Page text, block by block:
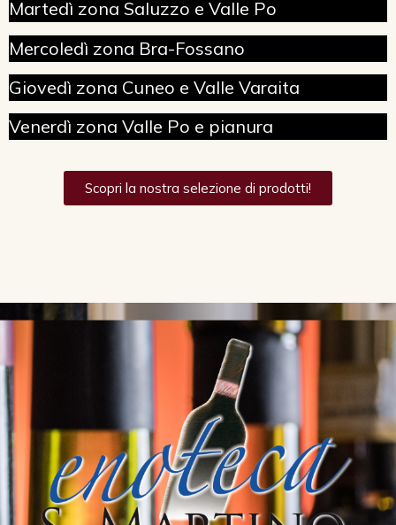
Martedì zona Saluzzo e Valle Po
Mercoledì zona Bra-Fossano
Giovedì zona Cuneo e Valle Varaita
Venerdì zona Valle Po e pianura
Scopri la nostra selezione di prodotti!